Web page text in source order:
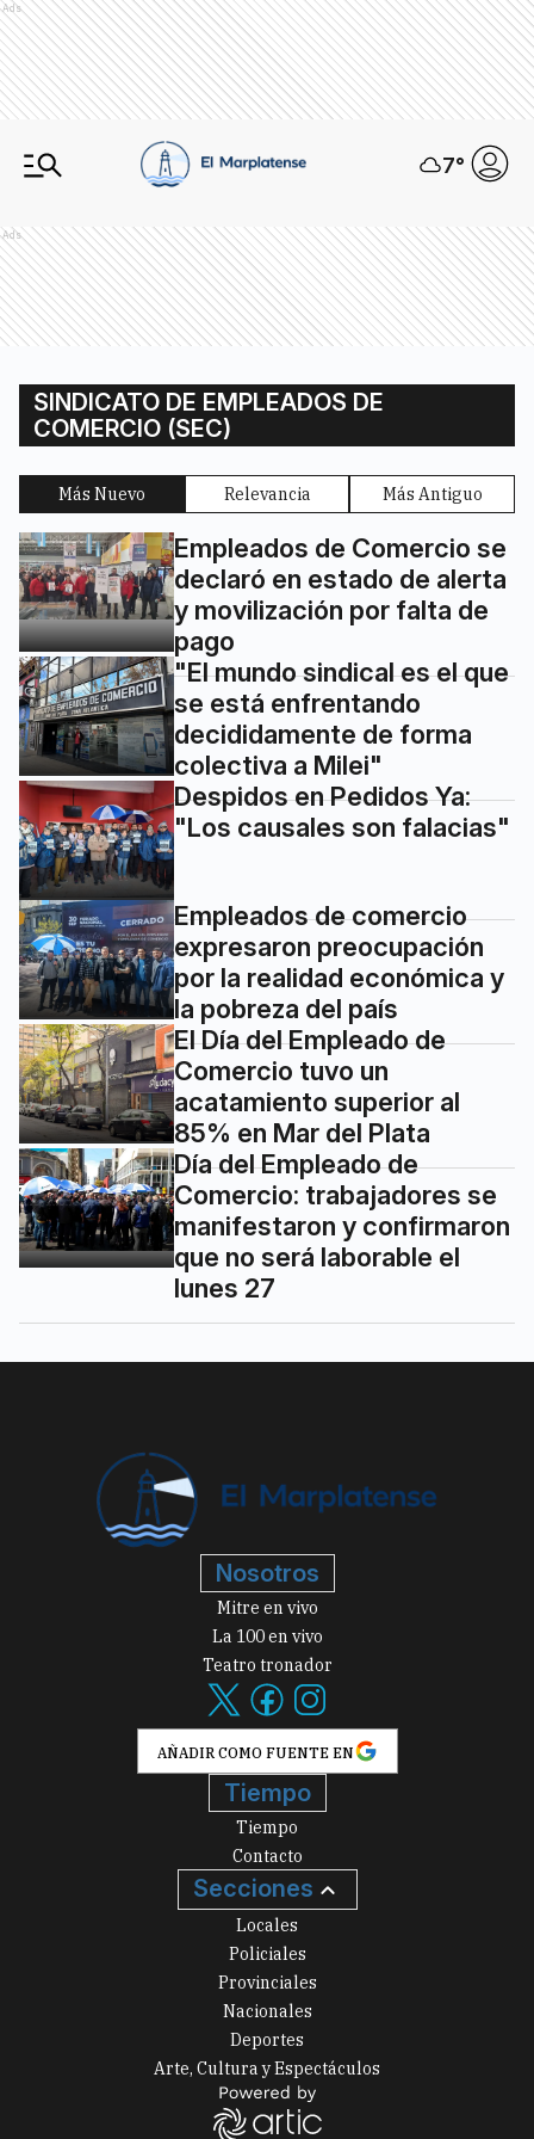
Ads
7°
Ads
SINDICATO DE EMPLEADOS DE
COMERCIO (SEC)
Más Nuevo Relevancia Más Antiguo
Empleados de Comercio se
declaró en estado de alerta
y movilización por falta de
pago
"El mundo sindical es el que
se está enfrentando
decididamente de forma
colectiva a Milei"
Despidos en Pedidos Ya:
"Los causales son falacias"
Empleados de comercio
expresaron preocupación
por la realidad económica y
la pobreza del país
El Día del Empleado de
Comercio tuvo un
acatamiento superior al
85% en Mar del Plata
Día del Empleado de
Comercio: trabajadores se
manifestaron y confirmaron
que no será laborable el
lunes 27
Nosotros
Mitre en vivo
La 100 en vivo
Teatro tronador
AÑADIR COMO FUENTE EN
Tiempo
Tiempo
Contacto
Secciones
Locales
Policiales
Provinciales
Nacionales
Deportes
Arte, Cultura y Espectáculos